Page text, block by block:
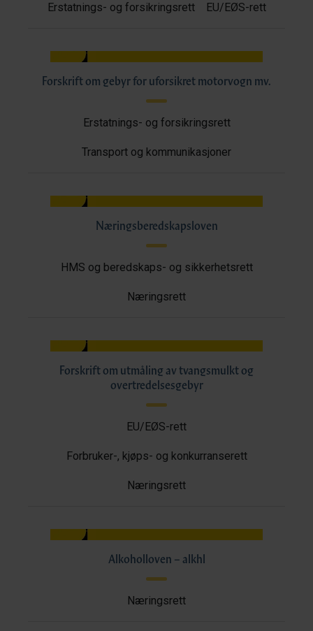
Erstatnings- og forsikringsrett EU/EØS-rett
Forskrift om gebyr for uforsikret motorvogn mv.
Erstatnings- og forsikringsrett
Transport og kommunikasjoner
Næringsberedskapsloven
HMS og beredskaps- og sikkerhetsrett
Næringsrett
Forskrift om utmåling av tvangsmulkt og
overtredelsesgebyr
EU/EØS-rett
Forbruker-, kjøps- og konkurranserett
Næringsrett
Alkoholloven – alkhl
Næringsrett